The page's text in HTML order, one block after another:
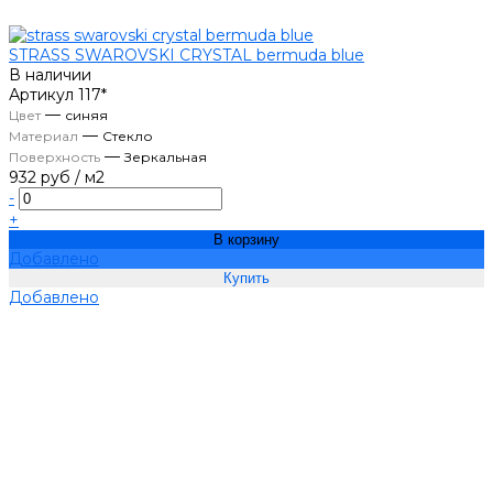
STRASS SWAROVSKI CRYSTAL bermuda blue
В наличии
Артикул 117*
Цвет— синяя
Материал — Стекло
Поверхность —Зеркальная
932 руб / м2
-
+
В корзину
Добавлено
Добавлено